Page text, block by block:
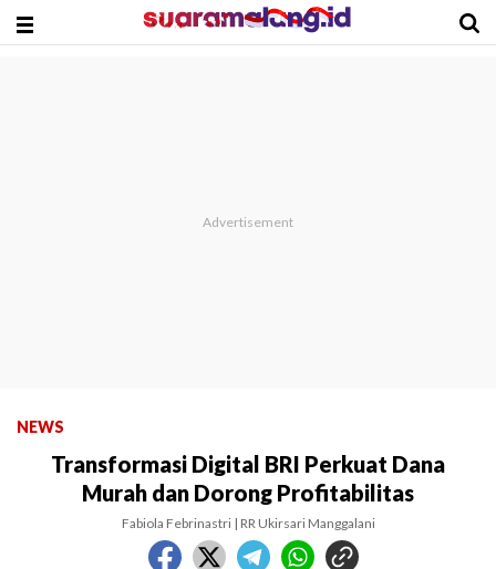
NEWS
Transformasi Digital BRI Perkuat Dana
Murah dan Dorong Profitabilitas
Fabiola Febrinastri | RR Ukirsari Manggalani